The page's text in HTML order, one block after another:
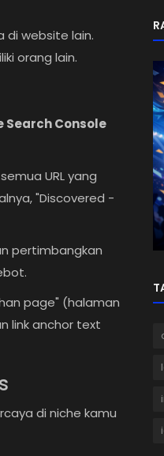
di website lain.
orang lain.
Search Console
URL yang
"Discovered -
pertimbangkan
page" (halaman
link anchor text
di niche kamu
Menarik
League